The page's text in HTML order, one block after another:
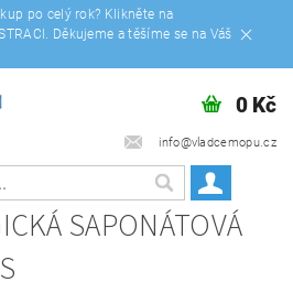
po celý rok? Klikněte na
Děkujeme a těšíme se na Váš
info@vladcemopu.cz
0 Kč
SAPONÁTOVÁ